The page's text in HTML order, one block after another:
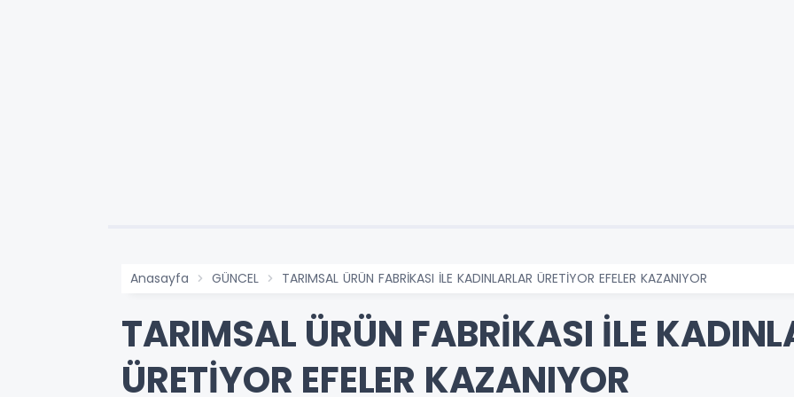
Anasayfa GÜNCEL TARIMSAL ÜRÜN FABRİKASI İLE KADINLARLAR ÜRETİYOR EFELER KAZANIYOR
TARIMSAL ÜRÜN FABRİKASI İLE
ÜRETİYOR EFELER KAZANIYOR